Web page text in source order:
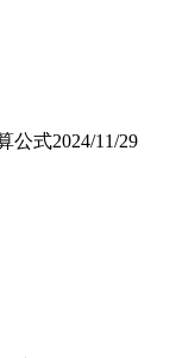
公式2024/11/29